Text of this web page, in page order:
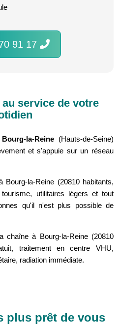
91 17
service de votre
Bourg-la-Reine(Hauts-de-Seine)
et s'appuie sur un réseau
la-Reine (20810 habitants,
utilitaires légers et tout
qu'il n'est plus possible de
chaîne à Bourg-la-Reine (20810
traitement en centre VHU,
radiation immédiate.
plus prêt de vous